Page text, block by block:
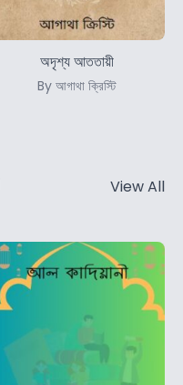
অদৃশ্য আততায়ী
By আগাথা ক্রিস্টি
View All